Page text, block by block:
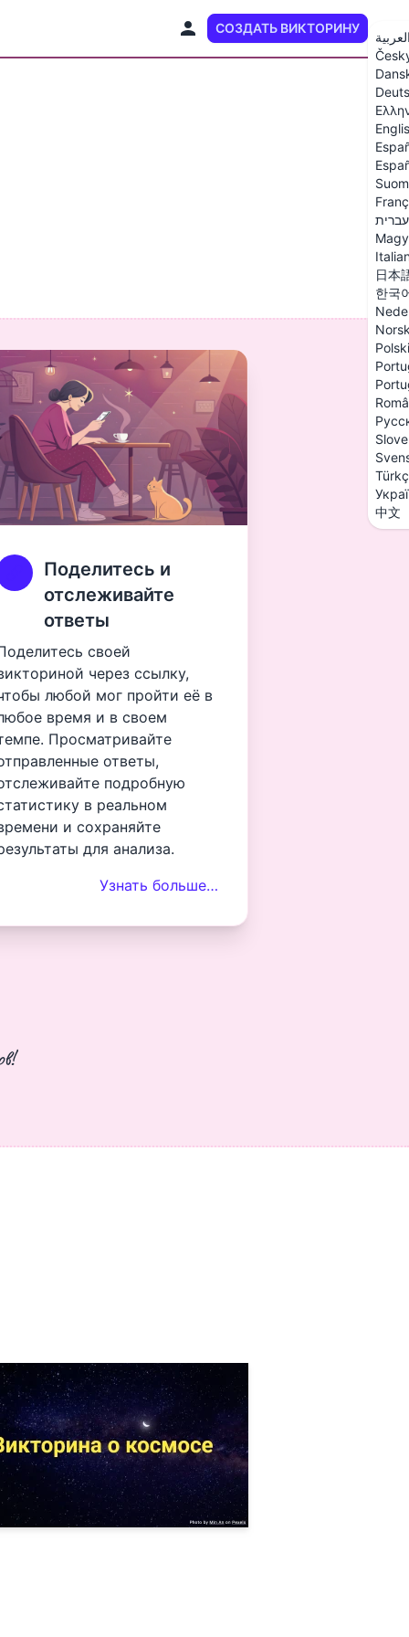
СОЗДАТЬ ВИКТОРИНУ
עברית
日本
한국
Polski
中文
Поделитесь и
отслеживайте
ответы
своей
через ссылку,
любой мог пройти её в
время и в своем
Просматривайте
ответы,
подробную
в реальном
и сохраняйте
для анализа.
Узнать больше…